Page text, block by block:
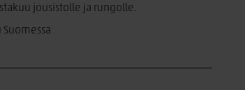
jousistolle ja rungolle.